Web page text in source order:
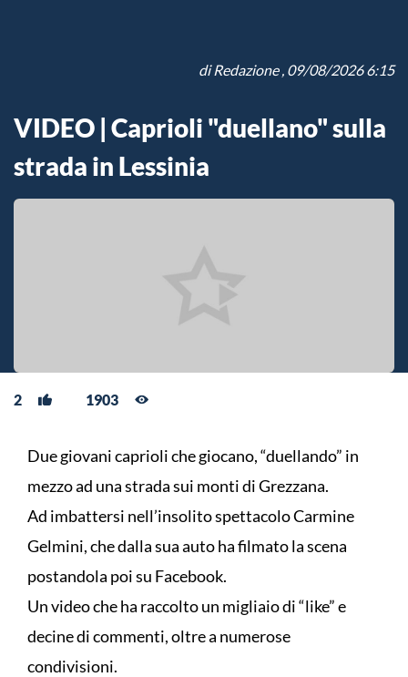
diRedazione, 09/08/2026 6:15
VIDEO | Caprioli "duellano" sulla
strada in Lessinia
2 1903
Due giovani caprioli che giocano, “duellando” in
mezzo ad una strada sui monti di Grezzana.
Ad imbattersi nell’insolito spettacolo Carmine
Gelmini, che dalla sua auto ha filmato la scena
postandola poi su Facebook.
Un video che ha raccolto un migliaio di “like” e
decine di commenti, oltre a numerose
condivisioni.